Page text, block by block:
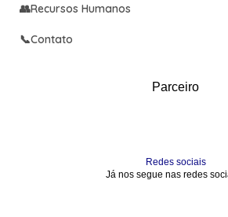
👥Recursos Humanos
📞Contato
Parceiro
Redes sociais
Já nos segue nas redes